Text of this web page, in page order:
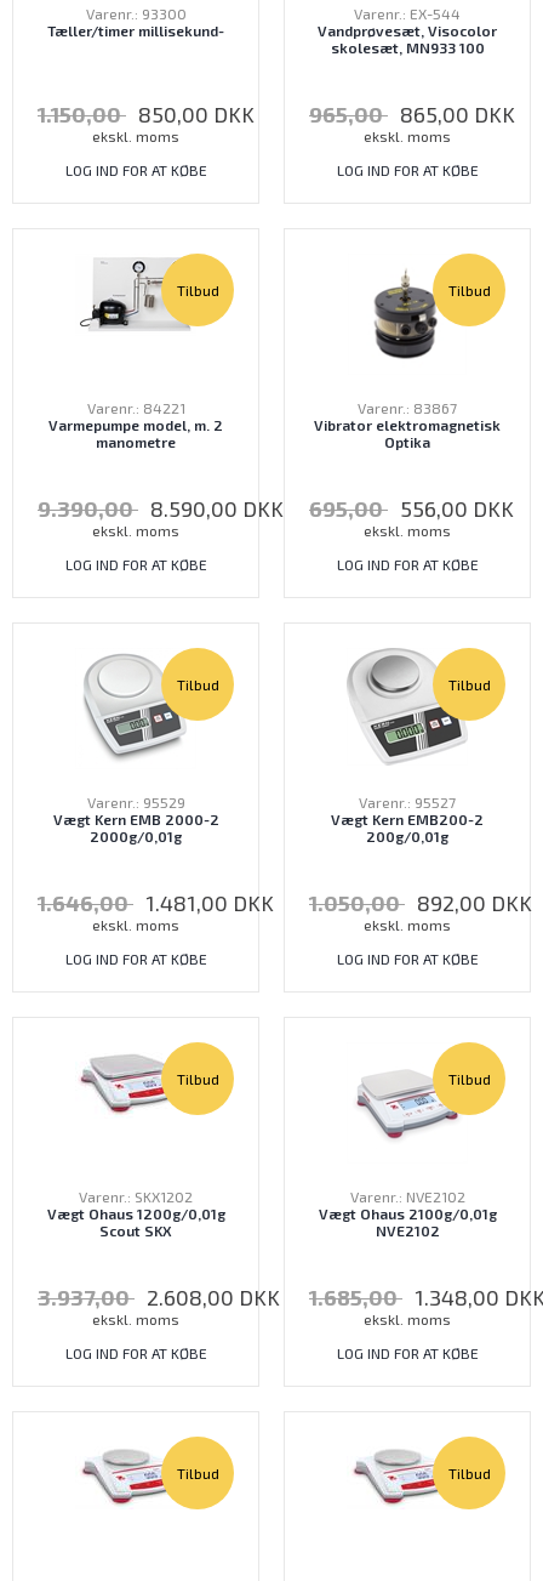
Varenr.: 93300
Tæller/timer millisekund-
1.150,00 850,00 DKK
ekskl. moms
LOG IND FOR AT KØBE
Varenr.: EX-544
Vandprøvesæt, Visocolor
skolesæt, MN933 100
965,00 865,00 DKK
ekskl. moms
LOG IND FOR AT KØBE
Tilbud
Varenr.: 84221
Varmepumpe model, m. 2
manometre
9.390,00 8.590,00 DKK
ekskl. moms
LOG IND FOR AT KØBE
Tilbud
Varenr.: 83867
Vibrator elektromagnetisk
Optika
695,00 556,00 DKK
ekskl. moms
LOG IND FOR AT KØBE
Tilbud
Varenr.: 95529
Vægt Kern EMB 2000-2
2000g/0,01g
1.646,00 1.481,00 DKK
ekskl. moms
LOG IND FOR AT KØBE
Tilbud
Varenr.: 95527
Vægt Kern EMB200-2
200g/0,01g
1.050,00 892,00 DKK
ekskl. moms
LOG IND FOR AT KØBE
Tilbud
Varenr.: SKX1202
Vægt Ohaus 1200g/0,01g
Scout SKX
3.937,00 2.608,00 DKK
ekskl. moms
LOG IND FOR AT KØBE
Tilbud
Varenr.: NVE2102
Vægt Ohaus 2100g/0,01g
NVE2102
1.685,00 1.348,00
ekskl. moms
LOG IND FOR AT KØBE
Tilbud Tilbud